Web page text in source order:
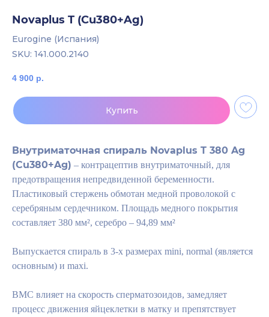
Novaplus T (Cu380+Ag)
Eurogine (Испания)
SKU: 141.000.2140
4 900 р.
Купить
Внутриматочная спираль Novaplus T 380 Ag
(Cu380+Ag) – контрацептив внутриматочный, для
предотвращения непредвиденной беременности.
Пластиковый стержень обмотан медной проволокой с
серебряным сердечником. Площадь медного покрытия
составляет 380 мм², серебро – 94,89 мм²
Выпускается спираль в 3-х размерах mini, normal (является
основным) и maxi.
ВМС влияет на скорость сперматозоидов, замедляет
процесс движения яйцеклетки в матку и препятствует